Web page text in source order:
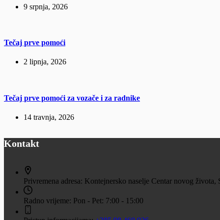
9 srpnja, 2026
Tečaj prve pomoći
2 lipnja, 2026
Tečaj prve pomoći za vozače i za radnike
14 travnja, 2026
Kontakt
Privremena adresa: Kontejnersko naselje Centar novog života,
Radno vrijeme: Pon - Pet: 7:00 - 15:00